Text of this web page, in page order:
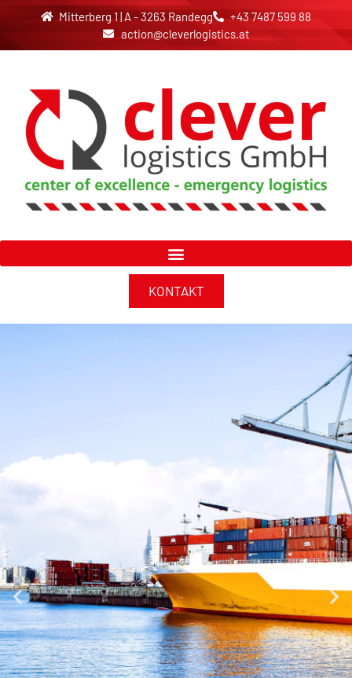
Mitterberg 1 | A - 3263 Randegg
+43 7487 599 88
action@cleverlogistics.at
KONTAKT